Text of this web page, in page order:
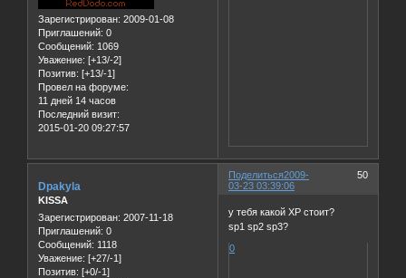
Зарегистрирован: 2009-01-08
Приглашений: 0
Сообщений: 1069
Уважение: [+13/-2]
Позитив: [+13/-1]
Провел на форуме:
11 дней 14 часов
Последний визит:
2015-01-20 09:27:57
Поделиться 50
2009-
03-23 03:39:06
Dpakyla
KISSA
Зарегистрирован: 2007-11-18
Приглашений: 0
Сообщений: 1118
Уважение: [+27/-1]
Позитив: [+0/-1]
у тебя какой ХР стоит?
sp1 sp2 sp3?
0